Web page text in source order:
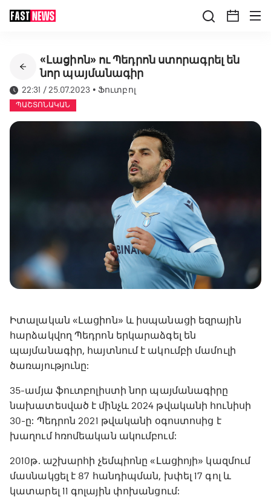
«Լացիոն» ու Պեդրոն ստորագրել են
նոր պայմանագիր
22:31 / 25.07.2023 •Ֆուտբոլ
ՊԱՇՏՈՆԱԿԱՆ
Իտալական «Լացիոն» և իսպանացի եզրային
հարձակվող Պեդրոն երկարաձգել են
պայմանագիր, հայտնում է ակումբի մամուլի
ծառայությունը:
35-ամյա ֆուտբոլիստի նոր պայմանագիրը
նախատեսված է մինչև 2024 թվականի հունիսի
30-ը: Պեդրոն 2021 թվականի օգոստոսից է
խաղում հռոմեական ակումբում:
2010թ. աշխարհի չեմպիոնը «Լացիոյի» կազմում
մասնակցել է 87 հանդիպման, խփել 17 գոլ և
կատարել 11 գոլային փոխանցում: